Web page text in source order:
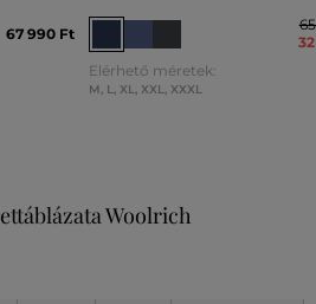
67 990 Ft
Elérhető méretek:
M, L, XL, XXL, XXXL
Woolrich